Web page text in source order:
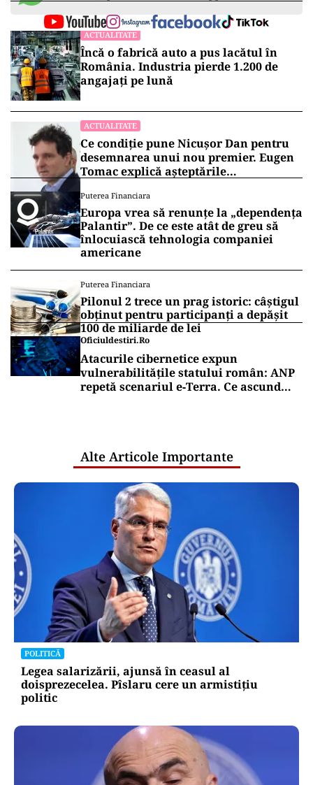
ACTUALITATE
Încă o fabrică auto a pus lacătul în
România. Industria pierde 1.200 de
angajați pe lună
ACTUALITATE
Ce condiție pune Nicușor Dan pentru
desemnarea unui nou premier. Eugen
Tomac explică așteptările
Puterea Financiara
Europa vrea să renunțe la „dependența
Palantir”. De ce este atât de greu să
înlocuiască tehnologia companiei
americane
Puterea Financiara
Pilonul 2 trece un prag istoric: câștigul
obținut pentru participanți a depășit
100 de miliarde de lei
Oficiuldestiri.ro
Atacurile cibernetice expun
vulnerabilitățile statului român: ANP
repetă scenariul e‑Terra. Ce ascund
Alte Articole Importante
POLITICĂ
Legea salarizării, ajunsă în ceasul al
doisprezecelea. Pîslaru cere un armistițiu
politic